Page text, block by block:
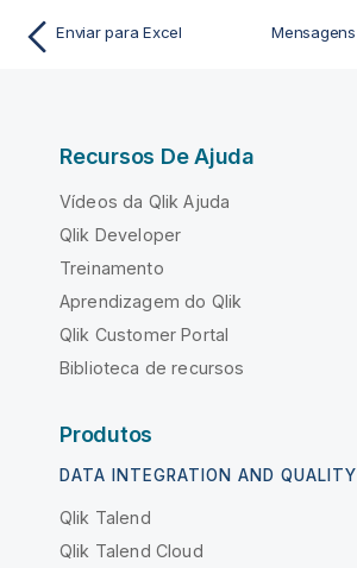
Enviar para Excel
Recursos De Ajuda
Vídeos da Qlik Ajuda
Qlik Developer
Treinamento
Aprendizagem do Qlik
Qlik Customer Portal
Biblioteca de recursos
Produtos
DATA INTEGRATION AND QUALITY
Qlik Talend
Qlik Talend Cloud